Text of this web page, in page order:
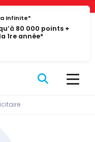
Infinite*
80 000 points +
1re année*